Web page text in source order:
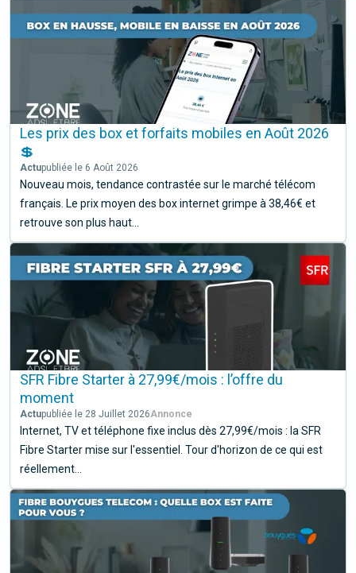
Les prix des box et forfaits mobiles en Août 2026
💲
Actupubliée le 6 Août 2026
Nouveau mois, tendance contrastée sur le marché télécom
français. Le prix moyen des box internet grimpe à 38,46€ et
retrouve son plus haut...
SFR Fibre Starter à 27,99€/mois : l’offre du
moment
Actupubliée le 28 Juillet 2026
Internet, TV et téléphone fixe inclus dès 27,99€/mois : la SFR
Fibre Starter mise sur l'essentiel. Tour d'horizon de ce qui est
réellement...